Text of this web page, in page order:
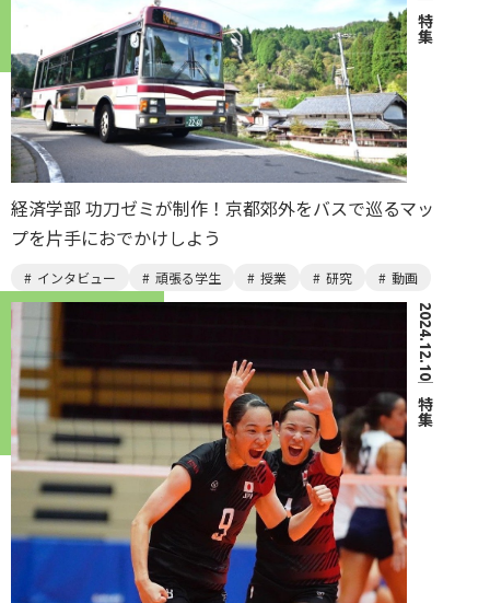
特集
経済学部 功刀ゼミが制作！京都郊外をバスで巡るマッ
プを片手におでかけしよう
インタビュー 頑張る学生 授業 研究 動画
2024.12.10
特集